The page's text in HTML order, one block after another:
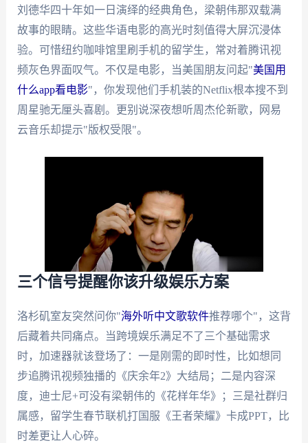
刘德华四十年如一日演绎的经典角色，梁朝伟那双载满
故事的眼睛。这些华语电影的高光时刻值得大屏沉浸体
验。可惜纽约咖啡馆里刷手机的留学生，常对着腾讯视
频灰色界面叹气。不仅是电影，当美国朋友问起"美国用
什么app看电影"，你发现他们手机装的Netflix根本搜不到
周星驰无厘头喜剧。更别说深夜想听周杰伦新歌，网易
云音乐却提示"版权受限"。
三个信号提醒你该升级娱乐方案
洛杉矶室友突然问你"海外听中文歌软件推荐哪个"，这背
后藏着共同痛点。当跨境娱乐满足不了三个基础需求
时，加速器就该登场了：一是刚需的即时性，比如想同
步追腾讯视频独播的《庆余年2》大结局；二是内容深
度，迪士尼+可没有梁朝伟的《花样年华》；三是社群归
属感，留学生春节联机打国服《王者荣耀》卡成PPT，比
时差更让人心碎。